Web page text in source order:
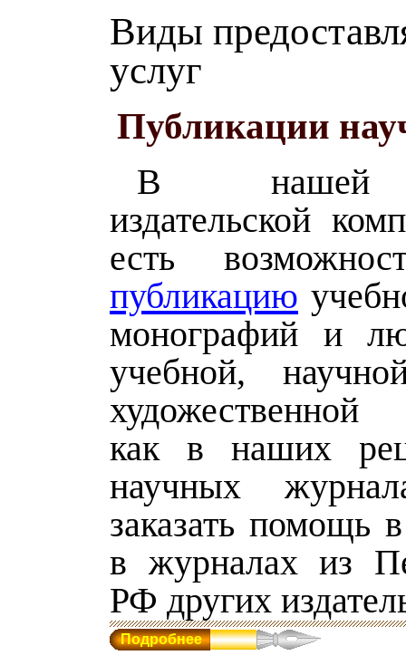
Виды
услуг
Публикации
В нашей
издательской
есть
публикацию
монографий и
учебной,
художественной
как в наших
научных
заказать помощь
в журналах из
РФ других
Подробнее